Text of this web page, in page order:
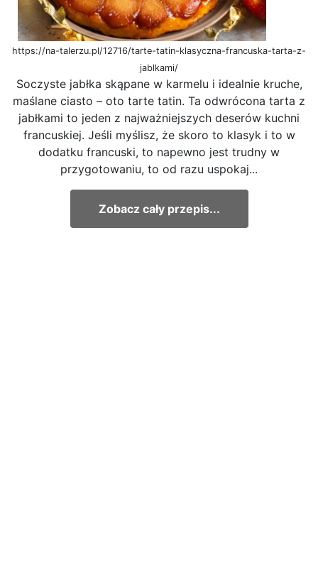
https://na-talerzu.pl/12716/tarte-tatin-klasyczna-francuska-tarta-z-
jablkami/
Soczyste jabłka skąpane w karmelu i idealnie kruche,
maślane ciasto – oto tarte tatin. Ta odwrócona tarta z
jabłkami to jeden z najważniejszych deserów kuchni
francuskiej. Jeśli myślisz, że skoro to klasyk i to w
dodatku francuski, to napewno jest trudny w
przygotowaniu, to od razu uspokaj...
Zobacz cały przepis...